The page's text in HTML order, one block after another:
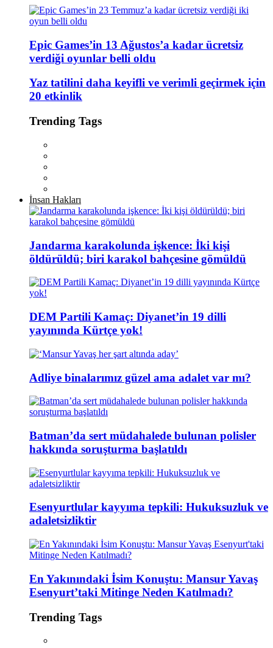
Epic Games’in 13 Ağustos’a kadar ücretsiz
verdiği oyunlar belli oldu
Yaz tatilini daha keyifli ve verimli geçirmek için
20 etkinlik
Trending Tags
İnsan Hakları
Jandarma karakolunda işkence: İki kişi
öldürüldü; biri karakol bahçesine gömüldü
DEM Partili Kamaç: Diyanet’in 19 dilli
yayınında Kürtçe yok!
Adliye binalarımız güzel ama adalet var mı?
Batman’da sert müdahalede bulunan polisler
hakkında soruşturma başlatıldı
Esenyurtlular kayyıma tepkili: Hukuksuzluk ve
adaletsizliktir
En Yakınındaki İsim Konuştu: Mansur Yavaş
Esenyurt’taki Mitinge Neden Katılmadı?
Trending Tags